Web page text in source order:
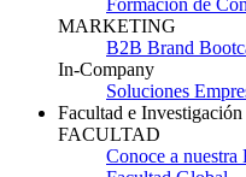
Formación de
MARKETING
B2B Brand
In-Company
Soluciones
Facultad e Investigación
FACULTAD
Conoce a nuestra